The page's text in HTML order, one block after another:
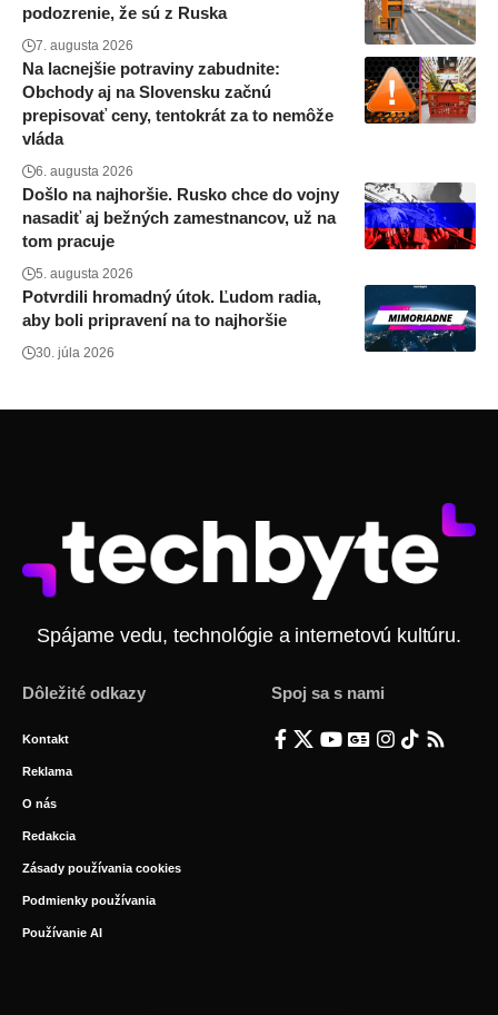
podozrenie, že sú z Ruska
7. augusta 2026
Na lacnejšie potraviny zabudnite:
Obchody aj na Slovensku začnú
prepisovať ceny, tentokrát za to nemôže
vláda
6. augusta 2026
Došlo na najhoršie. Rusko chce do vojny
nasadiť aj bežných zamestnancov, už na
tom pracuje
5. augusta 2026
Potvrdili hromadný útok. Ľudom radia,
aby boli pripravení na to najhoršie
30. júla 2026
Spájame vedu, technológie a internetovú kultúru.
Dôležité odkazy
Kontakt
Reklama
O nás
Redakcia
Zásady používania cookies
Podmienky používania
Používanie AI
Spoj sa s nami